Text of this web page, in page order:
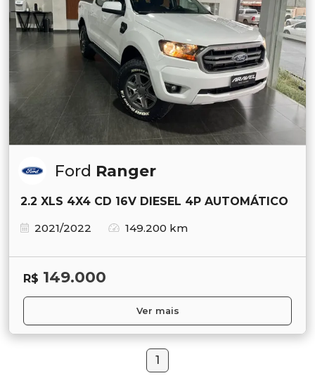
Ford Ranger
2.2 XLS 4X4 CD 16V DIESEL 4P AUTOMÁTICO
2021/2022
149.200 km
R$ 149.000
Ver mais
1